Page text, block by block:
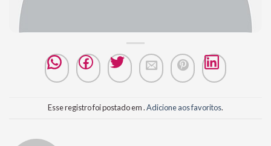
Esse registro foi postado em .Adicione aos favoritos.